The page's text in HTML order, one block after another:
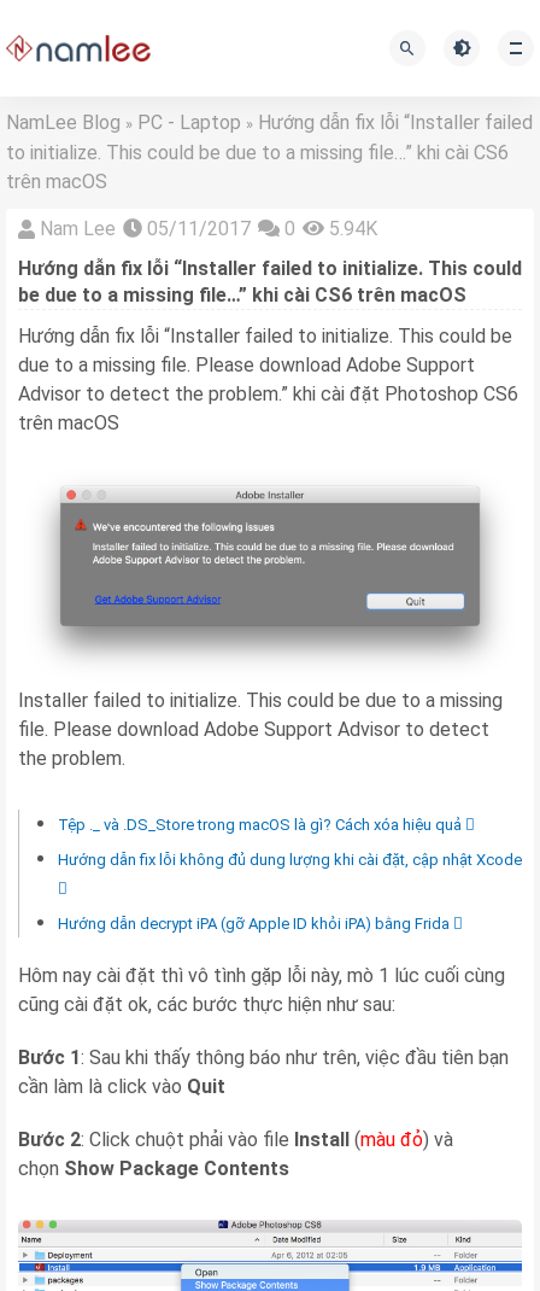
NamLee Blog » PC - Laptop » Hướng dẫn fix lỗi “Installer failed
to initialize. This could be due to a missing file…” khi cài CS6
trên macOS
Nam Lee 05/11/2017 0
5.94K
Hướng dẫn fix lỗi “Installer failed to initialize. This could
be due to a missing file…” khi cài CS6 trên macOS
Hướng dẫn fix lỗi “Installer failed to initialize. This could be
due to a missing file. Please download Adobe Support
Advisor to detect the problem.” khi cài đặt Photoshop CS6
trên macOS
Installer failed to initialize. This could be due to a missing
file. Please download Adobe Support Advisor to detect
the problem.
Tệp ._ và .DS_Store trong macOS là gì? Cách xóa hiệu quả
Hướng dẫn fix lỗi không đủ dung lượng khi cài đặt, cập nhật Xcode
Hướng dẫn decrypt iPA (gỡ Apple ID khỏi iPA) bằng Frida
Hôm nay cài đặt thì vô tình gặp lỗi này, mò 1 lúc cuối cùng
cũng cài đặt ok, các bước thực hiện như sau:
Bước 1: Sau khi thấy thông báo như trên, việc đầu tiên bạn
cần làm là click vào Quit
Bước 2: Click chuột phải vào file Install (màu đỏ) và
chọn Show Package Contents